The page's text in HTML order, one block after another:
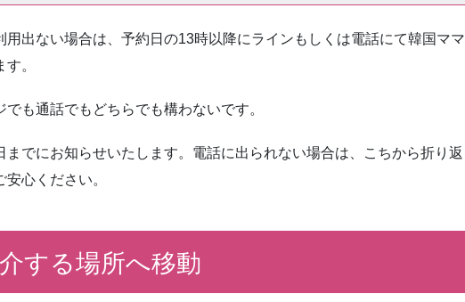
用出ない場合は、予約日の13時以降にラインもしくは電話にて韓国ママ
。
も通話でもどちらでも構わないです。
までにお知らせいたします。電話に出られない場合は、こちから折り返
心ください。
する場所へ移動